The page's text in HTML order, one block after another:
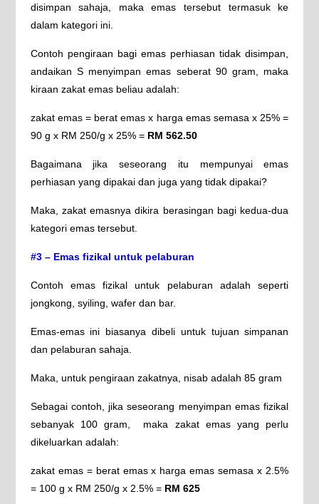
disimpan sahaja, maka emas tersebut termasuk ke
dalam kategori ini.
Contoh pengiraan bagi emas perhiasan tidak disimpan,
andaikan S menyimpan emas seberat 90 gram, maka
kiraan zakat emas beliau adalah:
zakat emas = berat emas x harga emas semasa x 25% =
90 g x RM 250/g x 25% = RM 562.50
Bagaimana jika seseorang itu mempunyai emas
perhiasan yang dipakai dan juga yang tidak dipakai?
Maka, zakat emasnya dikira berasingan bagi kedua-dua
kategori emas tersebut.
#3 – Emas fizikal untuk pelaburan
Contoh emas fizikal untuk pelaburan adalah seperti
jongkong, syiling, wafer dan bar.
Emas-emas ini biasanya dibeli untuk tujuan simpanan
dan pelaburan sahaja.
Maka, untuk pengiraan zakatnya, nisab adalah 85 gram
Sebagai contoh, jika seseorang menyimpan emas fizikal
sebanyak 100 gram, maka zakat emas yang perlu
dikeluarkan adalah:
zakat emas = berat emas x harga emas semasa x 2.5%
= 100 g x RM 250/g x 2.5% = RM 625